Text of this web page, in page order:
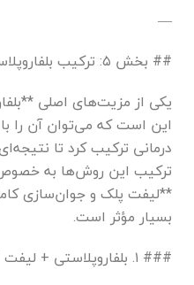
—
## بخش ۵: ترکیب بلفاروپلاستی با سایر روش‌ها
یکی از مزیت‌های اصلی
این است که می‌توان آن را
درمانی ترکیب کرد تا
ترکیب این روش‌ها به خصوص
**لیفت پلک و جوان‌سازی
بسیار مؤثر است.
### ۱. بلفاروپلاستی + لیفت ابرو